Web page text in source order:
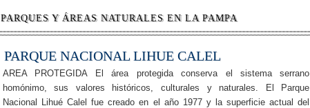
PARQUES Y ÁREAS NATURALES EN LA PAMPA
PARQUE NACIONAL LIHUE CALEL
AREA PROTEGIDA El área protegida conserva el sistema serrano
homónimo, sus valores históricos, culturales y naturales. El Parque
Nacional Lihué Calel fue creado en el año 1977 y la superficie actual del